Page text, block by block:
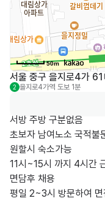
50m
서울 중구 을지로4가 61
2 을지로4가역 도보 1분
서방 주방 구분없음
초보자 남여노소 국적불
원할시 숙소가능
11시~15시 까지 4시간
면담후 채용
평일 2~3시 방문하여 면